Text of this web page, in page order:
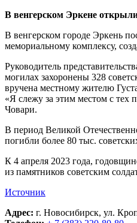
В венгерском Эркене
В венгерском городе Эркень
мемориальному комплексу,
Руководитель
могилах захоронены 328
вручена местному жителю
«Я слежу за этим местом с тех
Човари.
В период Великой
погибли более 80 тыс.
К 4 апреля 2023 года,
из памятников советским
Источник
Адрес: г. Новосибирск, ул.